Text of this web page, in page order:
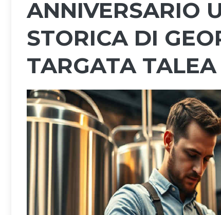
ANNIVERSARIO
STORICA DI
TARGATA TALEA